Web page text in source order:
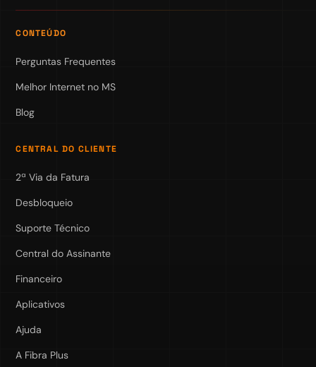
CONTEÚDO
Perguntas Frequentes
Melhor Internet no MS
Blog
CENTRAL DO CLIENTE
2ª Via da Fatura
Desbloqueio
Suporte Técnico
Central do Assinante
Financeiro
Aplicativos
Ajuda
A Fibra Plus